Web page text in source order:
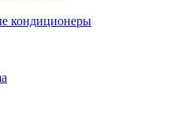
кондиционеры